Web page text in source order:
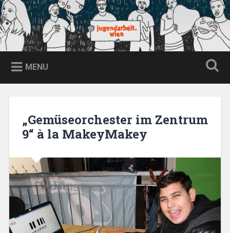
Skip
to
content
Search
jugendarbeit.wien
MENU
„Gemüseorchester im Zentrum
9“ à la MakeyMakey